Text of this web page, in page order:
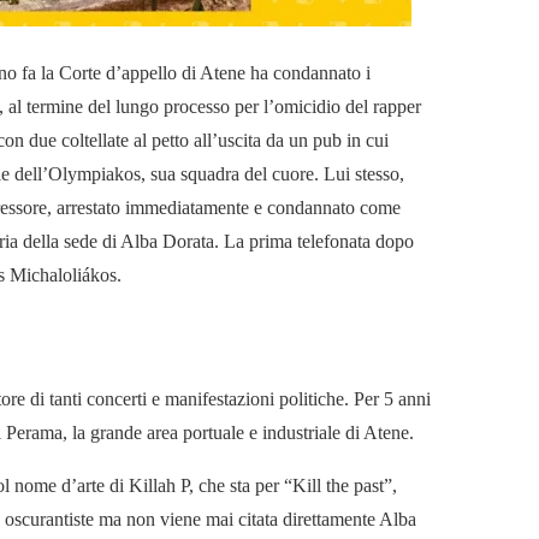
fa la Corte d’appello di Atene ha condannato i
termine del lungo processo per l’omicidio del rapper
due coltellate al petto all’uscita da un pub in cui
dell’Olympiakos, sua squadra del cuore. Lui stesso,
arrestato immediatamente e condannato come
della sede di Alba Dorata. La prima telefonata dopo
Michaloliákos.
di tanti concerti e manifestazioni politiche. Per 5 anni
la grande area portuale e industriale di Atene.
nome d’arte di Killah P, che sta per “Kill the past”,
ma non viene mai citata direttamente Alba